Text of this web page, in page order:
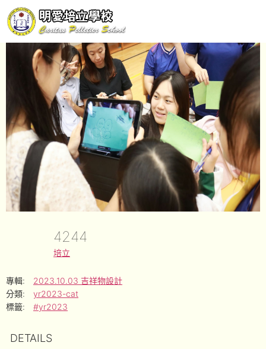
4244
培立
專輯:
2023.10.03 吉祥物設計
分類:
yr2023-cat
標籤:
#yr2023
DETAILS